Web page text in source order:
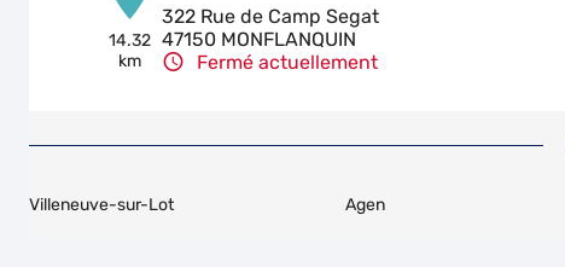
14.32
km
322 Rue de Camp Segat
47150 MONFLANQUIN
Fermé actuellement
5 AUTOMOBILE BELLANGER
Villeneuve-sur-Lot Agen